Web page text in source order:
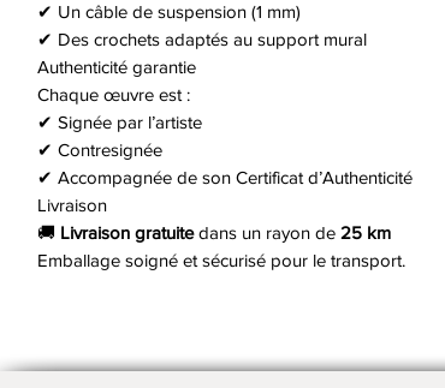
✔ Un câble de suspension (1 mm)
✔ Des crochets adaptés au support mural
Authenticité garantie
Chaque œuvre est :
✔ Signée par l’artiste
✔ Contresignée
✔ Accompagnée de son Certificat d’Authenticité
Livraison
🚚 Livraison gratuitedans un rayon de 25 km
Emballage soigné et sécurisé pour le transport.